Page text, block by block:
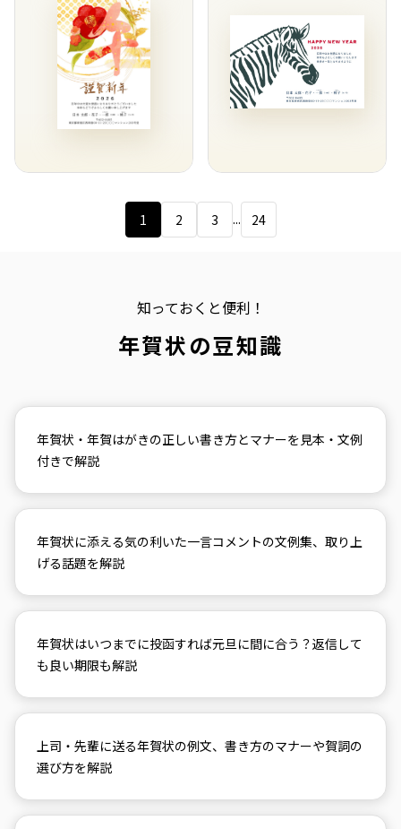
1 2 3 ... 24
知っておくと便利！
年賀状の豆知識
年賀状・年賀はがきの正しい書き方とマナーを見本・文例
付きで解説
年賀状に添える気の利いた一言コメントの文例集、取り上
げる話題を解説
年賀状はいつまでに投函すれば元旦に間に合う？返信して
も良い期限も解説
上司・先輩に送る年賀状の例文、書き方のマナーや賀詞の
選び方を解説